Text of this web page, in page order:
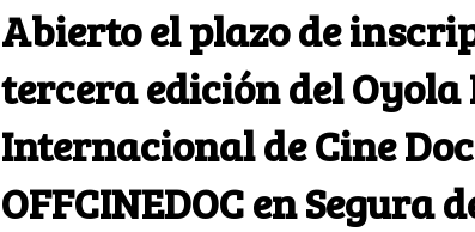
Abierto el plazo de
tercera edición del
Internacional de Cine
OFFCINEDOC en Segura